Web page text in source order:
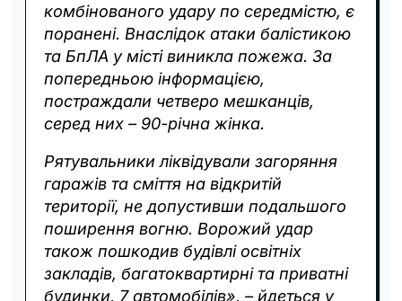
комбінованого удару по середмістю, є
поранені. Внаслідок атаки балістикою
та БпЛА у місті виникла пожежа. За
попередньою інформацією,
постраждали четверо мешканців,
серед них – 90-річна жінка.
Рятувальники ліквідували загоряння
гаражів та сміття на відкритій
території, не допустивши подальшого
поширення вогню. Ворожий удар
також пошкодив будівлі освітніх
закладів, багатоквартирні та приватні
будинки, 7 автомобілів», – йдеться у